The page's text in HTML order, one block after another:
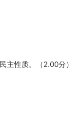
主性质。（2.00分）